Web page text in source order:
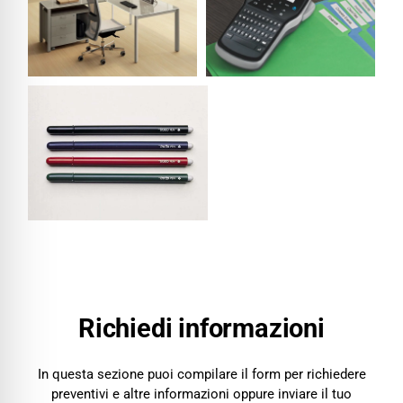
Richiedi informazioni
In questa sezione puoi compilare il form per richiedere
preventivi e altre informazioni oppure inviare il tuo